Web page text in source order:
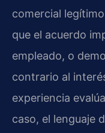
comercial
que el acuerdo
empleado, o
contrario al
experiencia
caso, el lenguaje